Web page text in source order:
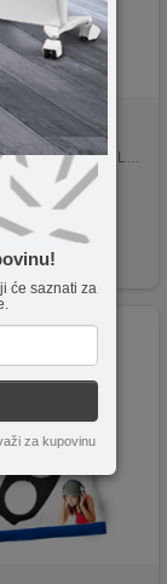
će saznati za
za kupovinu
PLNB
nosač za LNB 40mm
tipa 'Mađarica'